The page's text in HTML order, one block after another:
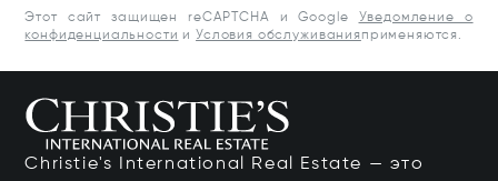
Этот сайт защищен reCAPTCHA и Google
Уведомление о
конфиденциальности и Условия обслуживания применяются.
Christie's International Real Estate — это